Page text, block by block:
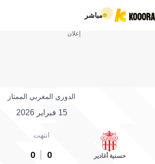
مباشر
إعلان
الدوري المغربي الممتاز
15 فبراير 2026
حسنية أغادير
انتهت
0
0